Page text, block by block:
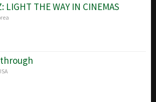
LIGHT THE WAY IN CINEMAS